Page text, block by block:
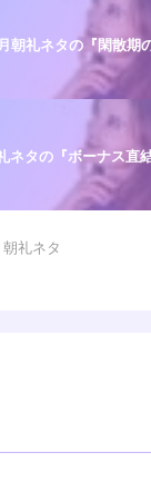
朝礼ネタの『閑散期
ネタの『ボーナス直
朝礼ネタ